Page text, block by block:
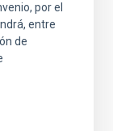
por el
entre
de